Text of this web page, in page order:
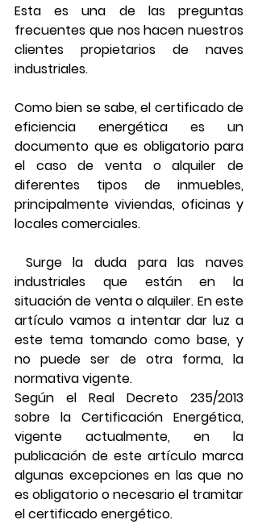
Esta es una de las preguntas
frecuentes que nos hacen nuestros
clientes propietarios de naves
industriales.
Como bien se sabe, el certificado de
eficiencia energética es un
documento que es obligatorio para
el caso de venta o alquiler de
diferentes tipos de inmuebles,
principalmente viviendas, oficinas y
locales comerciales.
industriales que están en la
situación de venta o alquiler. En este
artículo vamos a intentar dar luz a
este tema tomando como base, y
no puede ser de otra forma, la
normativa vigente.
Según el Real Decreto 235/2013
sobre la Certificación Energética,
vigente actualmente, en la
publicación de este artículo marca
algunas excepciones en las que no
es obligatorio o necesario el tramitar
el certificado energético.